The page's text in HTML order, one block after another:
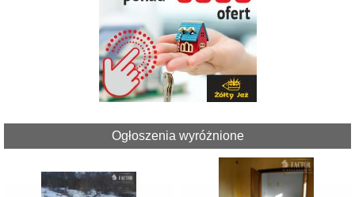
Ogłoszenia wyróżnione